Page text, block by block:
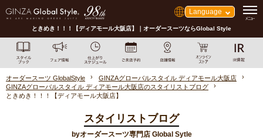
Language
ときめき！！！【ディアモール大阪店】｜オーダースーツならGlobal Style
オーダースーツ GlobalStyle
GINZAグローバルスタイル ディアモール大阪店
GINZAグローバルスタイル ディアモール大阪店のスタイリストブログ
ときめき！！！【ディアモール大阪店】
スタイリストブログ
byオーダースーツ専門店 Global Sytle